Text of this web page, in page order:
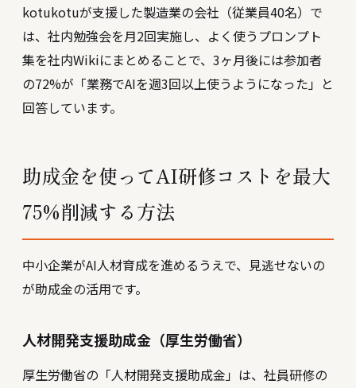
kotukotuが支援した製造業の会社（従業員40名）で
は、社内勉強会を月2回実施し、よく使うプロンプト
集を社内Wikiにまとめることで、3ヶ月後には参加者
の72%が「業務でAIを週3回以上使うようになった」と
回答しています。
助成金を使ってAI研修コストを最大
75%削減する方法
中小企業がAI人材育成を進めるうえで、見逃せないの
が助成金の活用です。
人材開発支援助成金（厚生労働省）
厚生労働省の「人材開発支援助成金」は、社員研修の